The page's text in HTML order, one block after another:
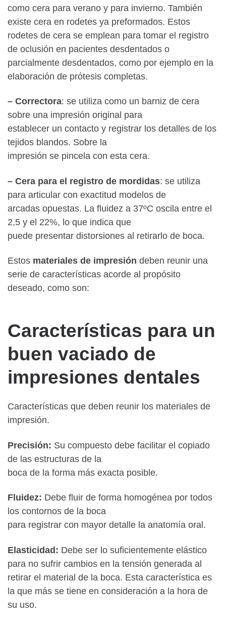
como cera para verano y para invierno. También
existe cera en rodetes ya preformados. Estos
rodetes de cera se emplean para tomar el registro
de oclusión en pacientes desdentados o
parcialmente desdentados, como por ejemplo en la
elaboración de prótesis completas.
– Correctora: se utiliza como un barniz de cera
sobre una impresión original para
establecer un contacto y registrar los detalles de los
tejidos blandos. Sobre la
impresión se pincela con esta cera.
– Cera para el registro de mordidas: se utiliza
para articular con exactitud modelos de
arcadas opuestas. La fluidez a 37ºC oscila entre el
2,5 y el 22%, lo que indica que
puede presentar distorsiones al retirarlo de boca.
Estos materiales de impresión deben reunir una
serie de características acorde al propósito
deseado, como son:
Características para un
buen vaciado de
impresiones dentales
Características que deben reunir los materiales de
impresión.
Precisión: Su compuesto debe facilitar el copiado
de las estructuras de la
boca de la forma más exacta posible.
Fluidez: Debe fluir de forma homogénea por todos
los contornos de la boca
para registrar con mayor detalle la anatomía oral.
Elasticidad: Debe ser lo suficientemente elástico
para no sufrir cambios en la tensión generada al
retirar el material de la boca. Esta característica es
la que más se tiene en consideración a la hora de
su uso.